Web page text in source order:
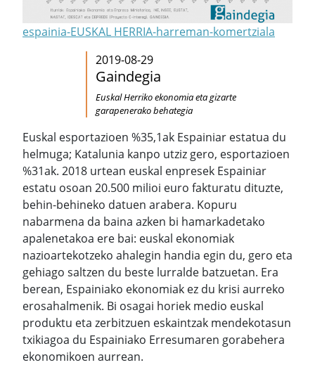
espainia-EUSKAL HERRIA-harreman-komertziala
2019-08-29
Gaindegia
Euskal Herriko ekonomia eta gizarte
garapenerako behategia
Euskal esportazioen %35,1ak Espainiar estatua du
helmuga; Katalunia kanpo utziz gero, esportazioen
%31ak. 2018 urtean euskal enpresek Espainiar
estatu osoan 20.500 milioi euro fakturatu dituzte,
behin-behineko datuen arabera. Kopuru
nabarmena da baina azken bi hamarkadetako
apalenetakoa ere bai: euskal ekonomiak
nazioartekotzeko ahalegin handia egin du, gero eta
gehiago saltzen du beste lurralde batzuetan. Era
berean, Espainiako ekonomiak ez du krisi aurreko
erosahalmenik. Bi osagai horiek medio euskal
produktu eta zerbitzuen eskaintzak mendekotasun
txikiagoa du Espainiako Erresumaren gorabehera
ekonomikoen aurrean.